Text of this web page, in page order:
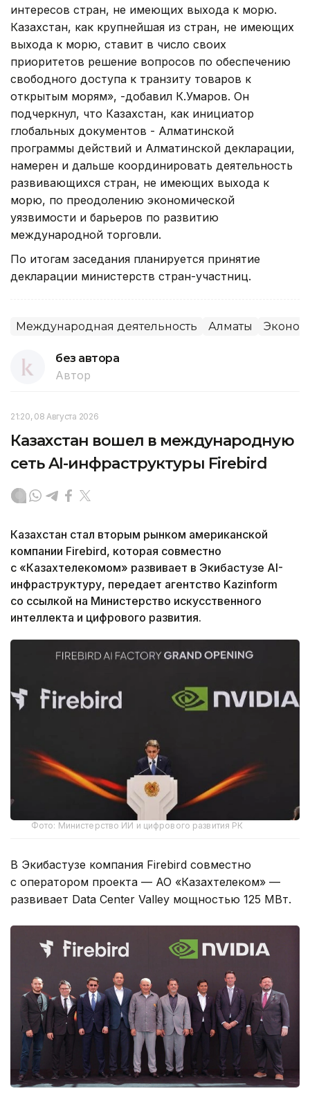
интересов стран, не имеющих выхода к морю.
Казахстан, как крупнейшая из стран, не имеющих
выхода к морю, ставит в число своих
приоритетов решение вопросов по обеспечению
свободного доступа к транзиту товаров к
открытым морям», -добавил К.Умаров. Он
подчеркнул, что Казахстан, как инициатор
глобальных документов - Алматинской
программы действий и Алматинской декларации,
намерен и дальше координировать деятельность
развивающихся стран, не имеющих выхода к
морю, по преодолению экономической
уязвимости и барьеров по развитию
международной торговли.
По итогам заседания планируется принятие
декларации министерств стран-участниц.
Международная деятельность Алматы
без автора
Автор
21:20, 08 Августа 2026
Казахстан вошел в международную
сеть AI-инфраструктуры Firebird
Казахстан стал вторым рынком американской
компании Firebird, которая совместно
с «Казахтелекомом» развивает в Экибастузе AI-
инфраструктуру, передает агентство Kazinform
со ссылкой на Министерство искусственного
интеллекта и цифрового развития.
Фото: Министерство ИИ и цифрового развития РК
В Экибастузе компания Firebird совместно
с оператором проекта — АО «Казахтелеком» —
развивает Data Center Valley мощностью 125 МВт.